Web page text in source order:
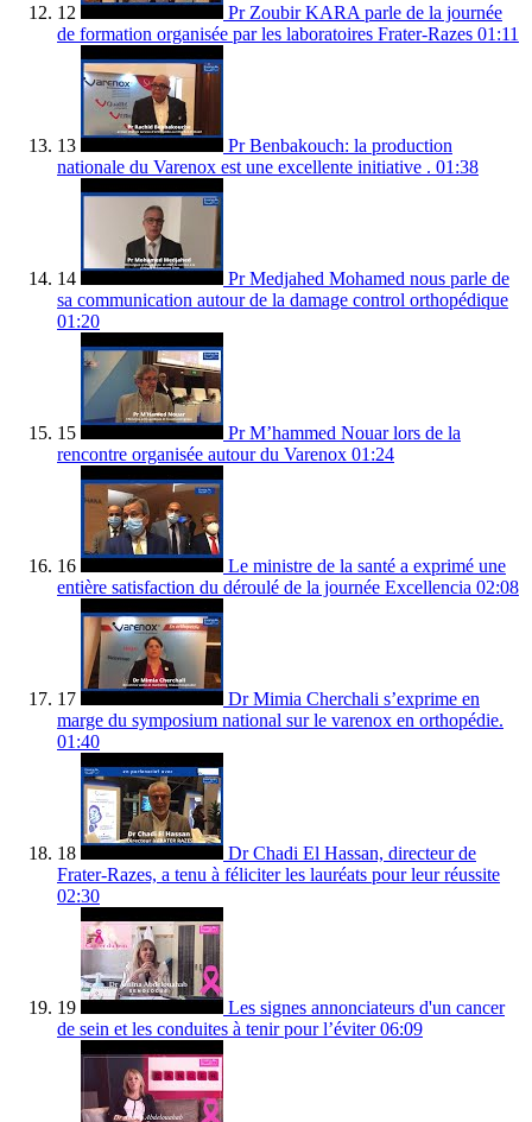
12
Pr Zoubir KARA parle de la journée
de formation organisée par les laboratoires Frater-Razes 01:11
13
Pr Benbakouch: la production
nationale du Varenox est une excellente initiative . 01:38
14
Pr Medjahed Mohamed nous parle de
sa communication autour de la damage control orthopédique
01:20
15
Pr M’hammed Nouar lors de la
rencontre organisée autour du Varenox 01:24
16
Le ministre de la santé a exprimé une
entière satisfaction du déroulé de la journée Excellencia 02:08
17
Dr Mimia Cherchali s’exprime en
marge du symposium national sur le varenox en orthopédie.
01:40
18
Dr Chadi El Hassan, directeur de
Frater-Razes, a tenu à féliciter les lauréats pour leur réussite
02:30
19
Les signes annonciateurs d'un cancer
de sein et les conduites à tenir pour l’éviter 06:09